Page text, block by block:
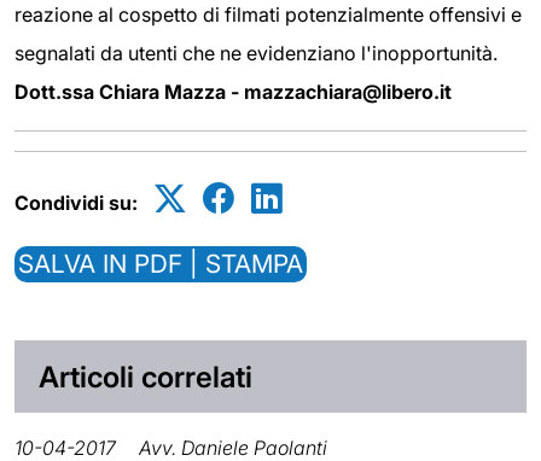
reazione al cospetto di filmati potenzialmente offensivi e
segnalati da utenti che ne evidenziano l'inopportunità.
Dott.ssa Chiara Mazza - mazzachiara@libero.it
Condividi su:
SALVA IN PDF | STAMPA
Articoli correlati
10-04-2017 Avv. Daniele Paolanti